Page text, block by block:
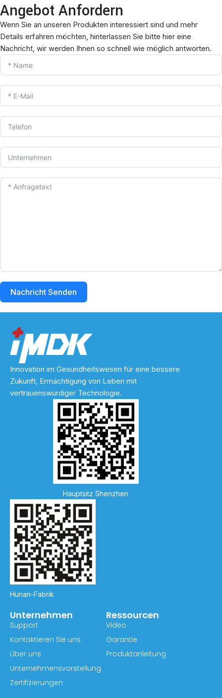
Angebot Anfordern
Wenn Sie an unseren Produkten interessiert sind und mehr
Details erfahren möchten, hinterlassen Sie bitte hier eine
Nachricht, wir werden Ihnen so schnell wie möglich antworten.
Nachricht Senden
Innovation im Gesundheitswesen für eine bessere
Zukunft, Ermächtigung von Leben mit
vertrauenswürdiger Technologie.
Hauptsitz Shenzhen
Hunan-Fabrik
Unternehmen
Support
Kontaktieren Sie uns
Über uns
Unternehmensvorstellung
Zertifizierungen
Ressourcen
Video
Garantie
Produktanleitung